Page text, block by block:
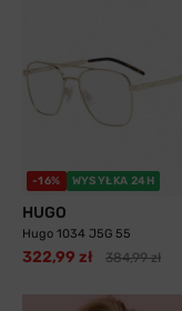
-16% WYSYŁKA 24H
HUGO
Hugo 1034 J5G 55
322,99 zł 384,99 zł